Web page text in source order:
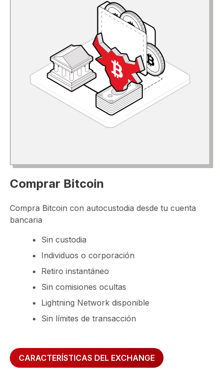
Comprar Bitcoin
Compra Bitcoin con autocustodia desde tu cuenta
bancaria
Sin custodia
Individuos o corporación
Retiro instantáneo
Sin comisiones ocultas
Lightning Network disponible
Sin límites de transacción
CARACTERÍSTICAS DEL EXCHANGE